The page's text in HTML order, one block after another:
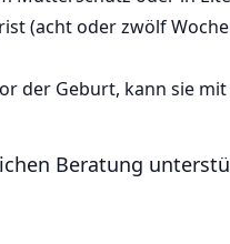
(acht oder zwölf
der Geburt, kann sie
Beratung